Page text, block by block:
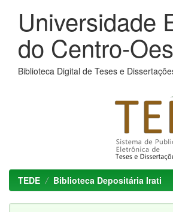
Universidade
do Centro-
Biblioteca Digital de Teses e
TEDE Biblioteca Depositária Irati